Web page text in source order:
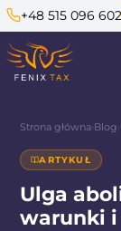
+48 515 096 602
Strona główna›Blog›
ARTYKUŁ
Ulga
warunki i